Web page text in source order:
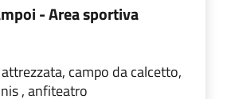
- Area sportiva
campo da calcetto,
, anfiteatro